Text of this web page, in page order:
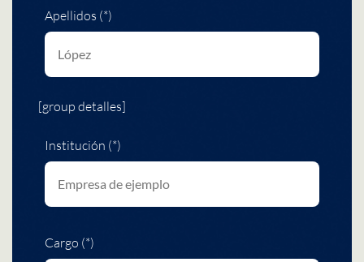
Apellidos (*)
[group detalles]
Institución (*)
Cargo (*)